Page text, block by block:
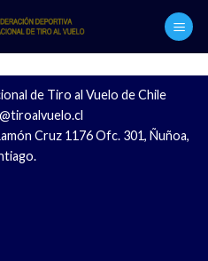
de Tiro al Vuelo de Chile
Cruz 1176 Ofc. 301, Ñuñoa,